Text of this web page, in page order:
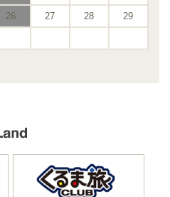
26 27 28 29